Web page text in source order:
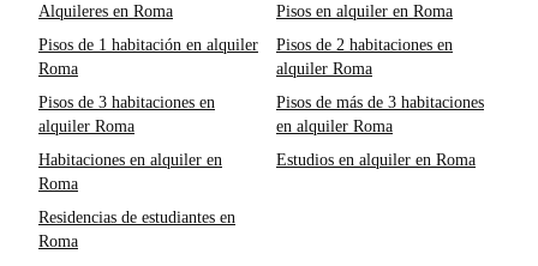
Alquileres en Roma
Pisos en alquiler en Roma
Pisos de 1 habitación en alquiler
Roma
Pisos de 2 habitaciones en
alquiler Roma
Pisos de 3 habitaciones en
alquiler Roma
Pisos de más de 3 habitaciones
en alquiler Roma
Habitaciones en alquiler en
Roma
Estudios en alquiler en Roma
Residencias de estudiantes en
Roma